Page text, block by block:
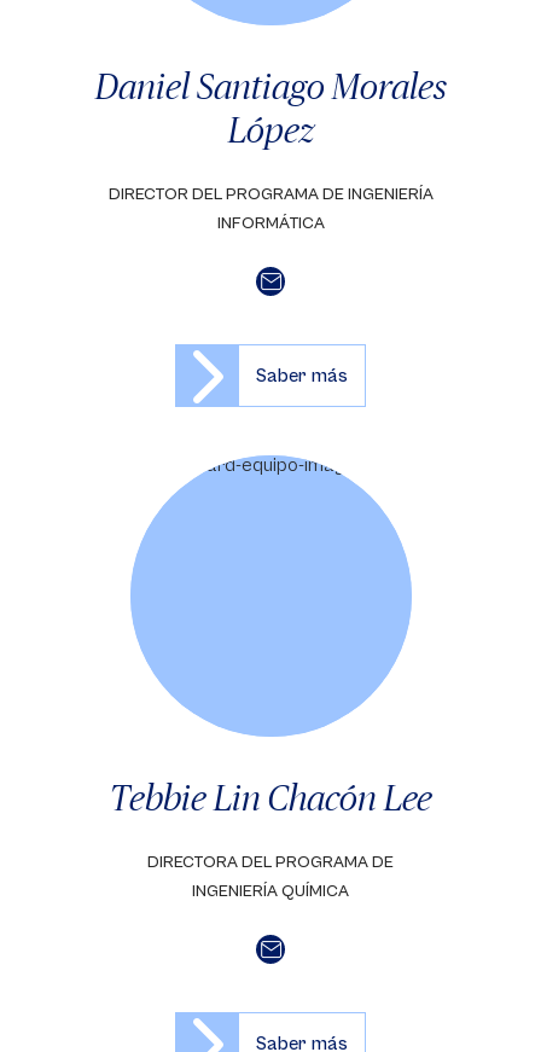
Daniel Santiago Morales
López
DIRECTOR DEL PROGRAMA DE INGENIERÍA
INFORMÁTICA
Saber más
Tebbie Lin Chacón Lee
DIRECTORA DEL PROGRAMA DE
INGENIERÍA QUÍMICA
Saber más